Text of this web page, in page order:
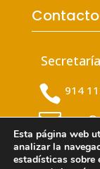
Contacto
 914

Admisión:
Esta página web
analizar la
estadísticas sobre